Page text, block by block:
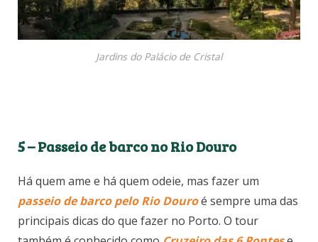
Jardins do Palácio de Cristal
5 – Passeio de barco no Rio Douro
Há quem ame e há quem odeie, mas fazer um
passeio de barco pelo Rio Douroé sempre uma das
principais dicas do que fazer no Porto. O tour